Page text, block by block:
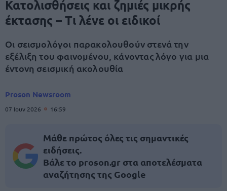
Κατολισθήσεις και ζημιές μικρής
έκτασης – Τι λένε οι ειδικοί
Οι σεισμολόγοι παρακολουθούν στενά την
εξέλιξη του φαινομένου, κάνοντας λόγο για μια
έντονη σεισμική ακολουθία
Proson Newsroom
07 Ιουν 2026 16:59
Μάθε πρώτος όλες τις σημαντικές
ειδήσεις.
Βάλε το proson.gr στα αποτελέσματα
αναζήτησης της Google